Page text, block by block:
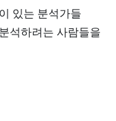
있는 분석가들
석하려는 사람들을